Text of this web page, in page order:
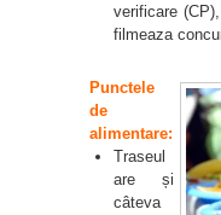
verificare
filmeaza
Punctele
de
alimentare:
Traseul
are și
câteva